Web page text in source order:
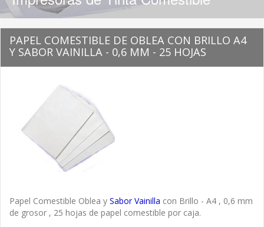
PAPEL COMESTIBLE DE OBLEA CON BRILLO A4
Y SABOR VAINILLA - 0,6 MM - 25 HOJAS
Papel Comestible Oblea y Sabor Vainilla con Brillo - A4 , 0,6 mm
de grosor , 25 hojas de papel comestible por caja.